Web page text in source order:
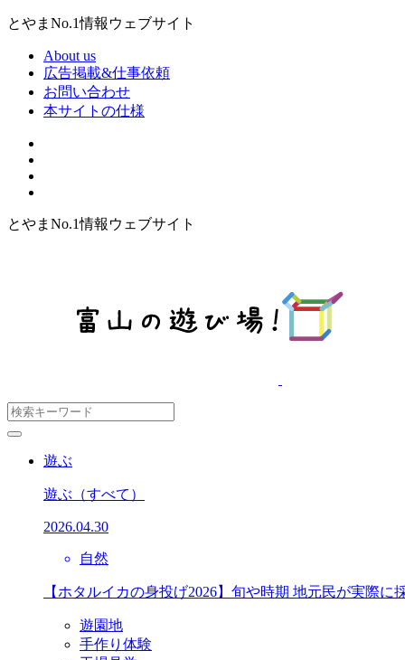
とやまNo.1情報ウェブサイト
About us
広告掲載&仕事依頼
お問い合わせ
本サイトの仕様
とやまNo.1情報ウェブサイト
遊ぶ
遊ぶ （すべて）
2026.04.30
自然
【ホタルイカの身投げ2026】旬や時期 地元民が実際に
遊園地
手作り体験